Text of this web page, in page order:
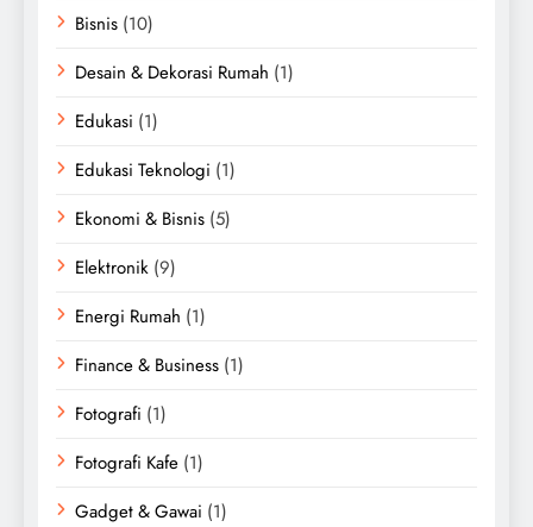
Bisnis (10)
Desain & Dekorasi Rumah (1)
Edukasi (1)
Edukasi Teknologi (1)
Ekonomi & Bisnis (5)
Elektronik (9)
Energi Rumah (1)
Finance & Business (1)
Fotografi (1)
Fotografi Kafe (1)
Gadget & Gawai (1)